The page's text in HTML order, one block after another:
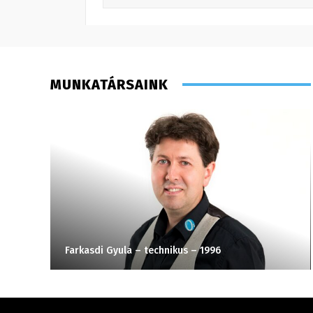
MUNKATÁRSAINK
Farkasdi Gyula – technikus – 1996